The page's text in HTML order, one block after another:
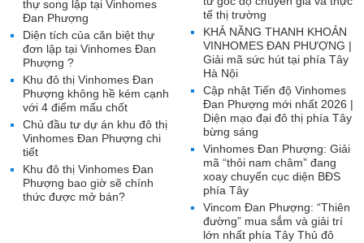
tế thị trường
KHẢ NĂNG THANH KHOẢN
VINHOMES ĐAN PHƯỢNG |
Giải mã sức hút tại phía Tây
Hà Nội
Cập nhật Tiến độ Vinhomes
Đan Phượng mới nhất 2026 |
Diện mạo đại đô thị phía Tây
bừng sáng
Vinhomes Đan Phượng: Giải
mã “thỏi nam châm” đang
xoay chuyển cục diện BĐS
phía Tây
Vincom Đan Phượng: “Thiên
đường” mua sắm và giải trí
lớn nhất phía Tây Thủ đô
thự song lập tại Vinhomes
Đan Phượng
Diện tích của căn biệt thự
đơn lập tại Vinhomes Đan
Phượng ?
Khu đô thị Vinhomes Đan
Phượng không hề kém cạnh
với 4 điểm mấu chốt
Chủ đầu tư dự án khu đô thị
Vinhomes Đan Phượng chi
tiết
Khu đô thị Vinhomes Đan
Phượng bao giờ sẽ chính
thức được mở bán?